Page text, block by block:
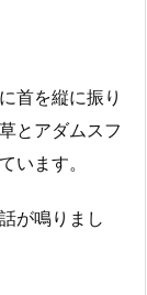
首を縦に振り
とアダムスフ
います。
が鳴りまし